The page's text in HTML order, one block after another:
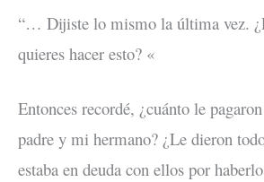
“… Dijiste lo mismo la última vez.
quieres hacer esto? «
Entonces recordé, ¿cuánto le
padre y mi hermano? ¿Le dieron
estaba en deuda con ellos por